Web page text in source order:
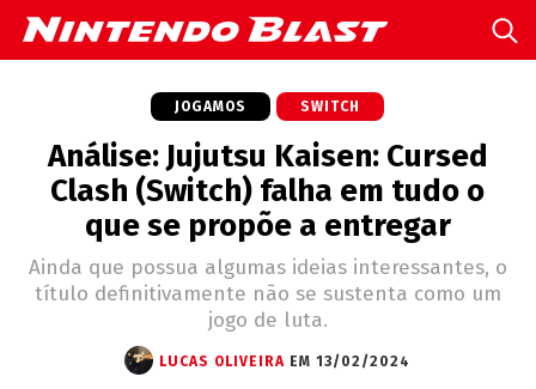
JOGAMOS SWITCH
Análise: Jujutsu Kaisen: Cursed
Clash (Switch) falha em tudo o
que se propõe a entregar
Ainda que possua algumas ideias interessantes, o
título definitivamente não se sustenta como um
jogo de luta.
LUCAS OLIVEIRA EM 13/02/2024